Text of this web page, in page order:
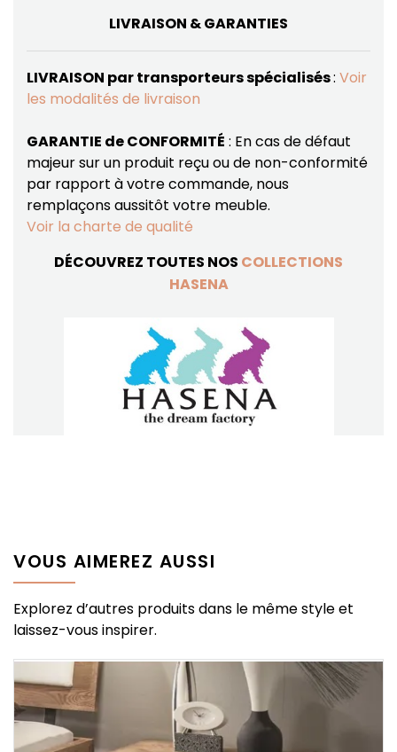
LIVRAISON & GARANTIES
LIVRAISON par transporteurs spécialisés: Voir
les modalités de livraison
GARANTIE de CONFORMITÉ : En cas de défaut
majeur sur un produit reçu ou de non-conformité
par rapport à votre commande, nous
remplaçons aussitôt votre meuble.
Voir la charte de qualité
DÉCOUVREZ TOUTES NOS COLLECTIONS
HASENA
VOUS AIMEREZ AUSSI
Explorez d’autres produits dans le même style et
laissez-vous inspirer.